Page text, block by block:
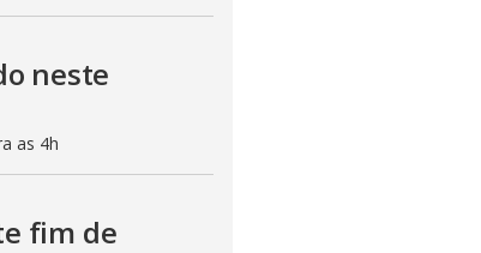
neste
as 4h
fim de